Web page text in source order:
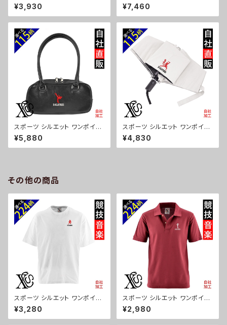
ト 刺繍保冷保温 ランチバッグ
買い物バッグ トートバッグ レディ
ース メンズ おしゃれ 雑貨 グッ
部活 野球 サッカー バスケ テニ
ス 和太鼓 大相撲 ori-a-bg17
9-b08-s
¥3,930
ト 刺繍撥水 リュック レディース
大容量 8ポケット ナイロン 軽量
軽い おしゃれ 雑貨 グッズ 自社
野球 サッカー バスケ テニス 和
太鼓 大相撲 ori-a-bg178-b0
8-s
¥7,460
スポーツ シルエット ワンポイン
ト 刺繍上品なシボ感 横長ショル
ダーバッグ レディース ミニボス
トン 軽量 雑貨 グッズ 自社ブラ
¥5,880
スポーツ シルエット ワンポイン
ト 刺繍【形状記憶+自動開閉】
折りたたみ傘 レディース メンズ
55cm 晴雨兼用 UVカット99.
¥4,830
その他の商品
スポーツ シルエット ワンポイン
ト 刺繍 5.6オンス ビッグシルエ
ット 半袖 Tシャツ メンズ グッズ
白 ホワイト カットソー 黒 ブラッ
¥3,280
スポーツ シルエット ワンポイン
ト 刺繍 半袖 ポロシャツ メンズ
オリジナル 無地 ロゴ おしゃれ
ゴルフ 吸汗速乾 赤 レッド ワイ
¥2,980